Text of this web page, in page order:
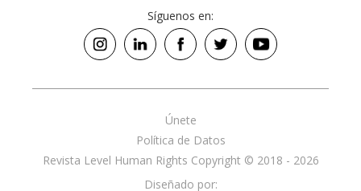
Síguenos en:
Revista Level Human Rights Copyright © 2018 - 2026
Política de Datos
Únete
Diseñado por: